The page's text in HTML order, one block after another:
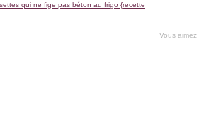
qui ne fige pas béton au frigo {recette
Vous aimez